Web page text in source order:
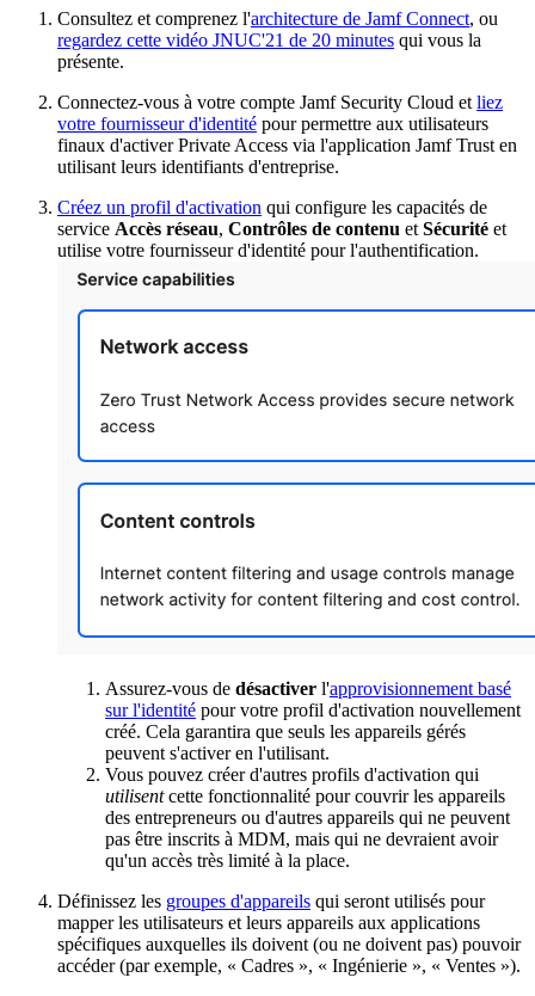
Consultez et comprenez l'architecture de Jamf Connect, ou
regardez cette vidéo JNUC'21 de 20 minutes qui vous la
présente.
Connectez-vous à votre compte Jamf Security Cloud etliez
votre fournisseur d'identité pour permettre aux utilisateurs
finaux d'activer Private Access via l'application Jamf Trust en
utilisant leurs identifiants d'entreprise.
Créez un profil d'activation qui configure les capacités de
service Accès réseau, Contrôles de contenu etSécurité et
utilise votre fournisseur d'identité pour l'authentification.
Assurez-vous de désactiver l'approvisionnement basé
sur l'identité pour votre profil d'activation nouvellement
créé. Cela garantira que seuls les appareils gérés
peuvent s'activer en l'utilisant.
Vous pouvez créer d'autres profils d'activation qui
utilisentcette fonctionnalité pour couvrir les appareils
des entrepreneurs ou d'autres appareils qui ne peuvent
pas être inscrits à MDM, mais qui ne devraient avoir
qu'un accès très limité à la place.
Définissez les groupes d'appareils qui seront utilisés pour
mapper les utilisateurs et leurs appareils aux applications
spécifiques auxquelles ils doivent (ou ne doivent pas) pouvoir
accéder (par exemple, « Cadres », « Ingénierie », « Ventes »).